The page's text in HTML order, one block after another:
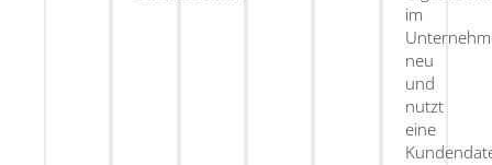
im
neu
und
nutzt
eine